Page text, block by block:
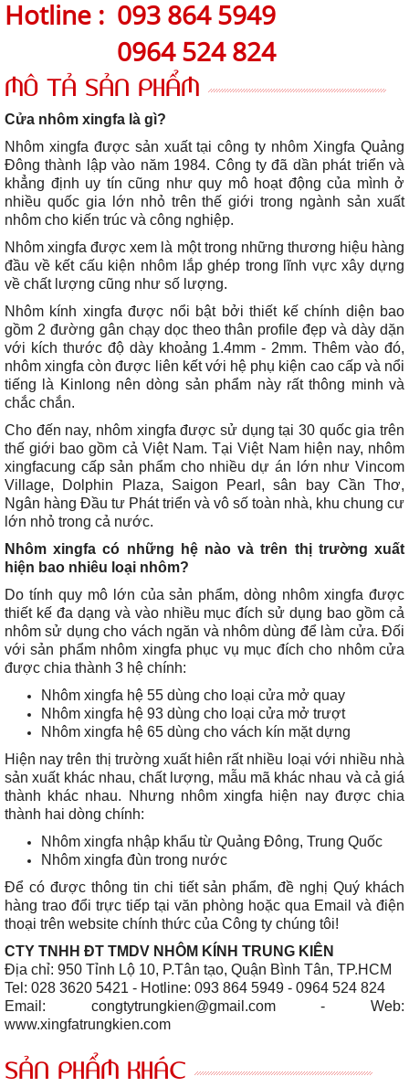
Hotline : 093 864 5949
0964 524 824
MÔ TẢ SẢN PHẨM
Cửa nhôm xingfa là gì?
Nhôm xingfa được sản xuất tại công ty nhôm Xingfa Quảng
Đông thành lập vào năm 1984. Công ty đã dần phát triển và
khẳng định uy tín cũng như quy mô hoạt động của mình ở
nhiều quốc gia lớn nhỏ trên thế giới trong ngành sản xuất
nhôm cho kiến trúc và công nghiệp.
Nhôm xingfa được xem là một trong những thương hiệu hàng
đầu về kết cấu kiện nhôm lắp ghép trong lĩnh vực xây dựng
về chất lượng cũng như số lượng.
Nhôm kính xingfa được nổi bật bởi thiết kế chính diện bao
gồm 2 đường gân chạy dọc theo thân profile đẹp và dày dặn
với kích thước độ dày khoảng 1.4mm - 2mm. Thêm vào đó,
nhôm xingfa còn được liên kết với hệ phụ kiện cao cấp và nổi
tiếng là Kinlong nên dòng sản phẩm này rất thông minh và
chắc chắn.
Cho đến nay, nhôm xingfa được sử dụng tại 30 quốc gia trên
thế giới bao gồm cả Việt Nam. Tại Việt Nam hiện nay, nhôm
xingfacung cấp sản phẩm cho nhiều dự án lớn như Vincom
Village, Dolphin Plaza, Saigon Pearl, sân bay Cần Thơ,
Ngân hàng Đầu tư Phát triển và vô số toàn nhà, khu chung cư
lớn nhỏ trong cả nước.
Nhôm xingfa có những hệ nào và trên thị trường xuất
hiện bao nhiêu loại nhôm?
Do tính quy mô lớn của sản phẩm, dòng nhôm xingfa được
thiết kế đa dạng và vào nhiều mục đích sử dụng bao gồm cả
nhôm sử dụng cho vách ngăn và nhôm dùng để làm cửa. Đối
với sản phẩm nhôm xingfa phục vụ mục đích cho nhôm cửa
được chia thành 3 hệ chính:
Nhôm xingfa hệ 55 dùng cho loại cửa mở quay
Nhôm xingfa hệ 93 dùng cho loại cửa mở trượt
Nhôm xingfa hệ 65 dùng cho vách kín mặt dựng
Hiện nay trên thị trường xuất hiên rất nhiều loại với nhiều nhà
sản xuất khác nhau, chất lượng, mẫu mã khác nhau và cả giá
thành khác nhau. Nhưng nhôm xingfa hiện nay được chia
thành hai dòng chính:
Nhôm xingfa nhập khẩu từ Quảng Đông, Trung Quốc
Nhôm xingfa đùn trong nước
Để có được thông tin chi tiết sản phẩm, đề nghị Quý khách
hàng trao đổi trực tiếp tại văn phòng hoặc qua Email và điện
thoại trên website chính thức của Công ty chúng tôi!
CTY TNHH ĐT TMDV NHÔM KÍNH TRUNG KIÊN
​Địa chỉ: 950 Tỉnh Lộ 10, P.Tân tạo, Quận Bình Tân, TP.HCM
Tel: 028 3620 5421 - Hotline: 093 864 5949 - 0964 524 824
Email: congtytrungkien@gmail.com - Web:
www.xingfatrungkien.com
SẢN PHẨM KHÁC